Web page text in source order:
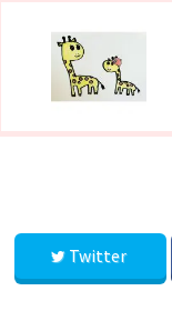
Twitter